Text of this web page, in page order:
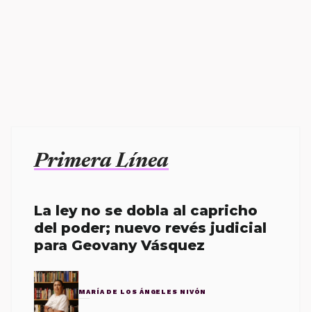
Primera Línea
La ley no se dobla al capricho
del poder; nuevo revés judicial
para Geovany Vásquez
MARÍA DE LOS ÁNGELES NIVÓN